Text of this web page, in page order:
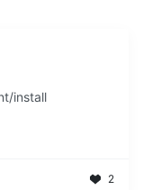
install
2